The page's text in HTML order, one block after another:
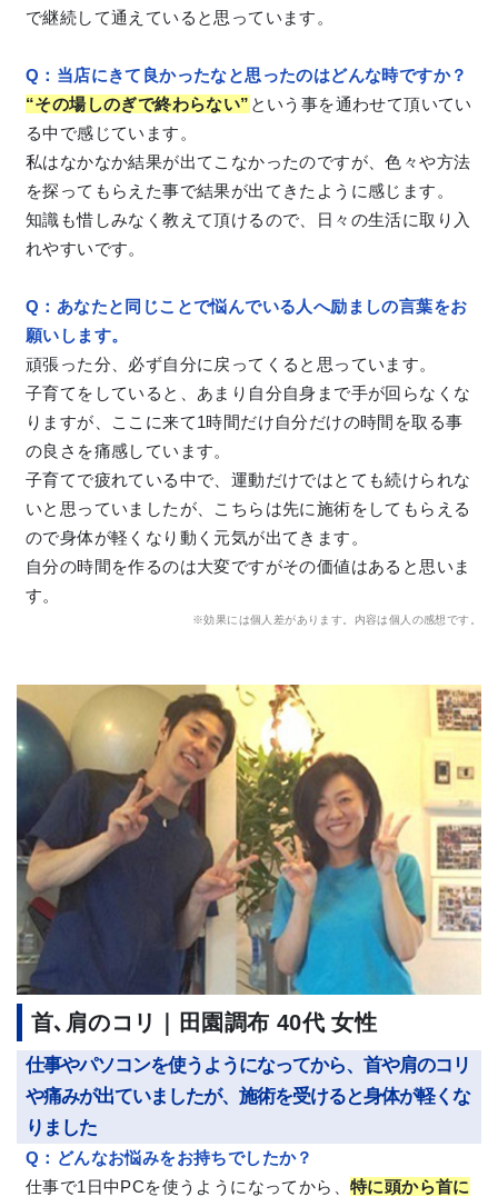
で継続して通えていると思っています。
Q：当店にきて良かったなと思ったのはどんな時ですか？
“その場しのぎで終わらない” という事を通わせて頂いてい
る中で感じています。
私はなかなか結果が出てこなかったのですが、色々や方法
を探ってもらえた事で結果が出てきたように感じます。
知識も惜しみなく教えて頂けるので、日々の生活に取り入
れやすいです。
Q：あなたと同じことで悩んでいる人へ励ましの言葉をお
願いします。
頑張った分、必ず自分に戻ってくると思っています。
子育てをしていると、あまり自分自身まで手が回らなくな
りますが、ここに来て1時間だけ自分だけの時間を取る事
の良さを痛感しています。
子育てで疲れている中で、運動だけではとても続けられな
いと思っていましたが、こちらは先に施術をしてもらえる
ので身体が軽くなり動く元気が出てきます。
自分の時間を作るのは大変ですがその価値はあると思いま
す。
※効果には個人差があります。内容は個人の感想です。
首､肩のコリ｜田園調布 40代 女性
仕事やパソコンを使うようになってから、首や肩のコリ
や痛みが出ていましたが、施術を受けると身体が軽くな
りました
Q ： どんなお悩みをお持ちでしたか？
仕事で1日中PCを使うようになってから、 特に頭から首に